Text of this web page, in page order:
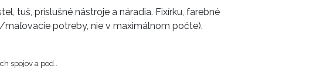
tuš, príslušné nástroje a náradia. Fixírku, farebné
potreby, nie v maximálnom počte).
spojov a pod..